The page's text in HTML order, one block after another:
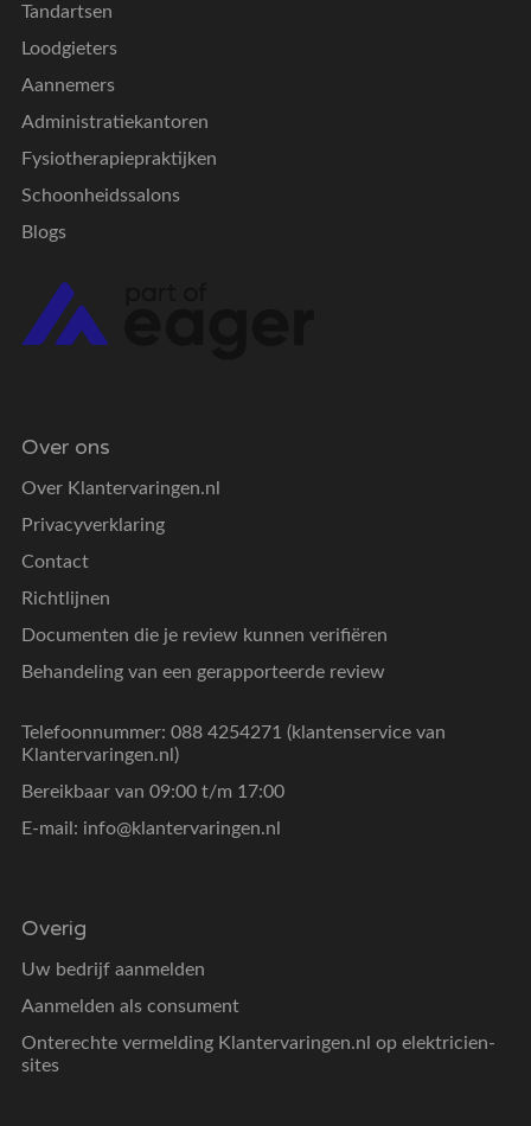
Tandartsen
Loodgieters
Aannemers
Administratiekantoren
Fysiotherapiepraktijken
Schoonheidssalons
Blogs
Over ons
Over Klantervaringen.nl
Privacyverklaring
Contact
Richtlijnen
Documenten die je review kunnen verifiëren
Behandeling van een gerapporteerde review
Telefoonnummer: 088 4254271 (klantenservice van
Klantervaringen.nl)
Bereikbaar van 09:00 t/m 17:00
E-mail: info@klantervaringen.nl
Overig
Uw bedrijf aanmelden
Aanmelden als consument
Onterechte vermelding Klantervaringen.nl op elektricien-
sites